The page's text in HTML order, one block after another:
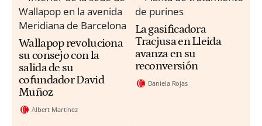
Wallapop revoluciona
su consejo con la
salida de su
cofundador David
Muñoz
Albert Martínez
La gasificadora
Tracjusa en Lleida
avanza en su
reconversión
Daniela Rojas